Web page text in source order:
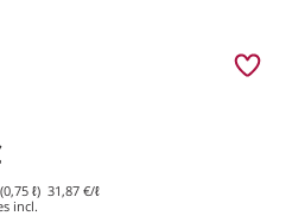
ℓ) 31,87 €/ℓ
incl.